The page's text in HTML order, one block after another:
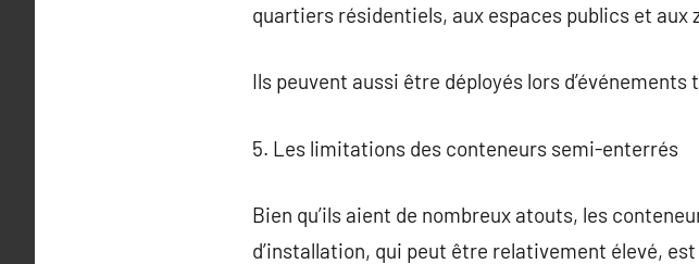
quartiers résidentiels, aux espaces publics et aux
Ils peuvent aussi être déployés lors
5. Les limitations des conteneurs semi-enterrés
Bien qu’ils aient de nombreux atouts, les
d’installation, qui peut être relativement élevé,